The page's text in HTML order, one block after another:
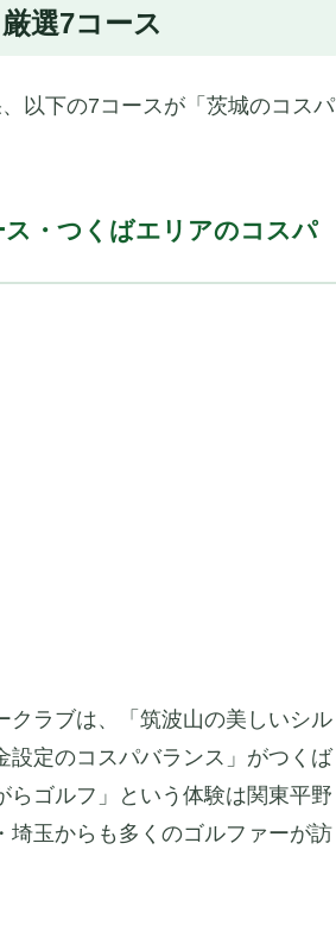
選7コース
以下の7コースが「茨城のコスパ
・つくばエリアのコスパ
クラブは、「筑波山の美しいシル
設定のコスパバランス」がつくば
ゴルフ」という体験は関東平野
埼玉からも多くのゴルファーが訪